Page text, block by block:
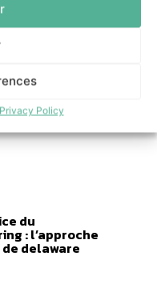
Privacy Policy
maîtrise de leur
les accompagne
du
: l’approche
delaware